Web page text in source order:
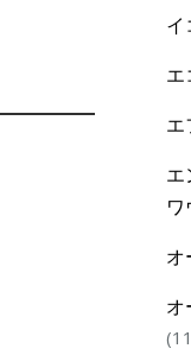
イ
エ
エ
エ
ワ
オ
オ